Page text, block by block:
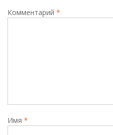
Комментарий *
Имя *